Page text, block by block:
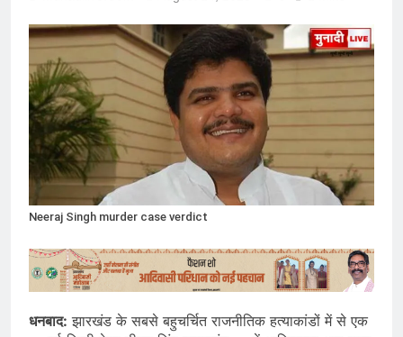
Neeraj Singh murder case verdict
धनबाद: झारखंड के सबसे बहुचर्चित राजनीतिक हत्याकांडों में से एक